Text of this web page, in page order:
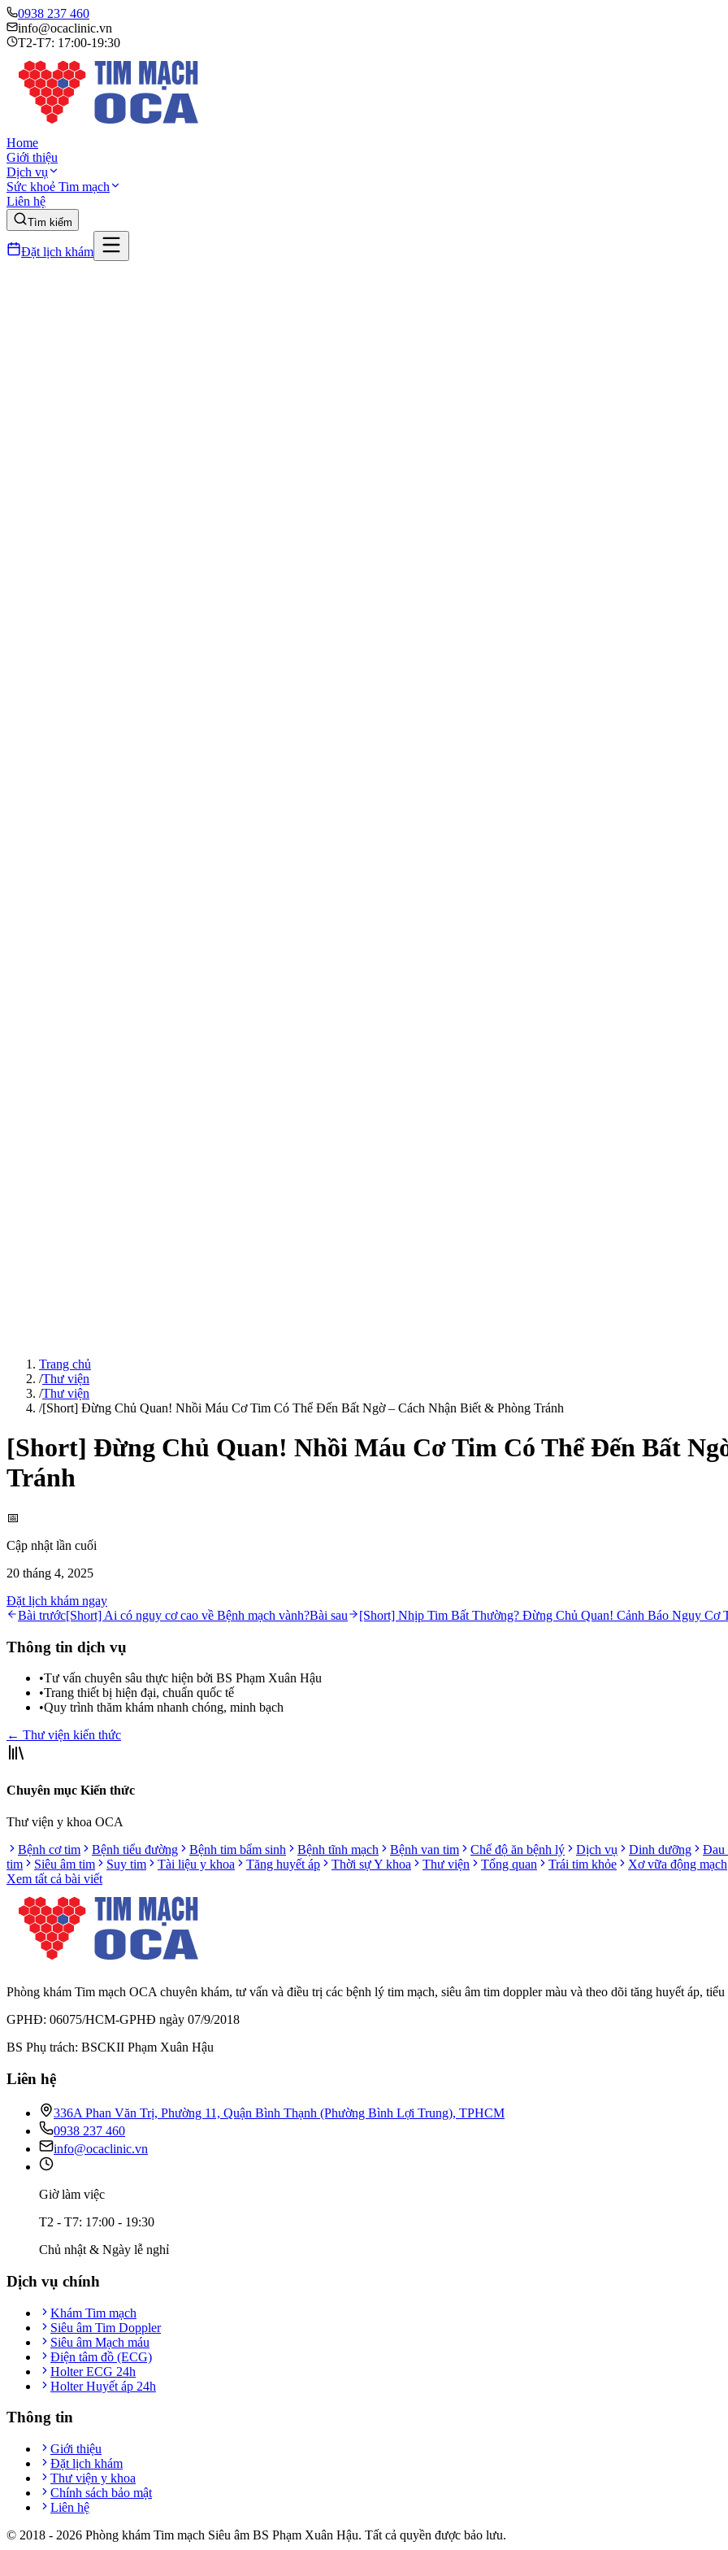
0938 237 460
info@ocaclinic.vn
T2-T7: 17:00-19:30
Home
Giới thiệu
Dịch vụ
Sức khoẻ Tim mạch
Liên hệ
Tìm kiếm
Đặt lịch khám
Trang chủ
/Thư viện
/Thư viện
/[Short] Đừng Chủ Quan! Nhồi Máu Cơ Tim Có Thể Đến Bất Ngờ – Cách Nhận Biết & Phòng Tránh
[Short] Đừng Chủ Quan! Nhồi Máu Cơ Tim Có Thể Đến Bất
Tránh
📅
Cập nhật lần cuối
20 tháng 4, 2025
Đặt lịch khám ngay
Bài trước[Short] Ai có nguy cơ cao về Bệnh mạch vành?Bài sau [Short] Nhịp Tim Bất Thường? Đừng Chủ Quan! Cảnh Báo Nguy Cơ
Thông tin dịch vụ
•Tư vấn chuyên sâu thực hiện bởi BS Phạm Xuân Hậu
•Trang thiết bị hiện đại, chuẩn quốc tế
•Quy trình thăm khám nhanh chóng, minh bạch
← Thư viện kiến thức
Chuyên mục Kiến thức
Thư viện y khoa OCA
Bệnh cơ tim
Bệnh tiểu đường Bệnh tim bẩm sinh Bệnh tĩnh mạch Bệnh van tim Chế độ ăn bệnh lý Dịch vụ Dinh dưỡng Đau
tim
Siêu âm tim Suy tim Tài liệu y khoa Tăng huyết áp Thời sự Y khoa Thư viện Tổng quan Trái tim khỏe
Xơ vữa động mạch
Xem tất cả bài viết
Phòng khám Tim mạch OCA chuyên khám, tư vấn và điều trị các bệnh lý tim mạch, siêu âm tim doppler màu và theo dõi tăng huyết áp, tiểu
GPHĐ: 06075/HCM-GPHĐ ngày 07/9/2018
BS Phụ trách: BSCKII Phạm Xuân Hậu
Liên hệ
336A Phan Văn Trị, Phường 11, Quận Bình Thạnh (Phường Bình Lợi Trung), TPHCM
0938 237 460
info@ocaclinic.vn
Giờ làm việc
T2 - T7: 17:00 - 19:30
Chủ nhật & Ngày lễ nghỉ
Dịch vụ chính
Khám Tim mạch
Siêu âm Tim Doppler
Siêu âm Mạch máu
Điện tâm đồ (ECG)
Holter ECG 24h
Holter Huyết áp 24h
Thông tin
Giới thiệu
Đặt lịch khám
Thư viện y khoa
Chính sách bảo mật
Liên hệ
© 2018 - 2026 Phòng khám Tim mạch Siêu âm BS Phạm Xuân Hậu. Tất cả quyền được bảo lưu.